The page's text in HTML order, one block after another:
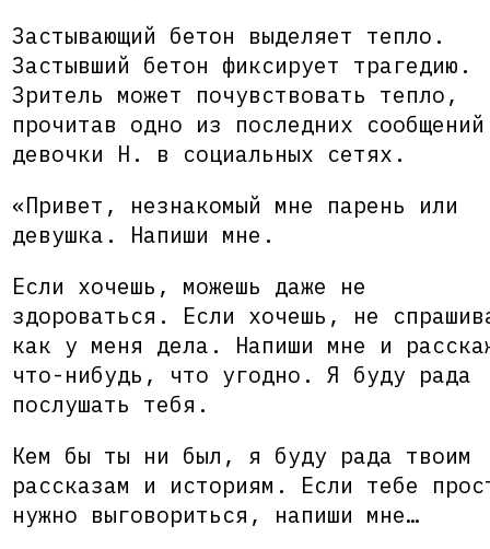
Застывающий бетон выделяет тепло.
Застывший бетон фиксирует трагедию.
Зритель может почувствовать тепло,
прочитав одно из последних сообщений
девочки Н. в социальных сетях.
«Привет, незнакомый мне парень или
девушка. Напиши мне.
Если хочешь, можешь даже не
здороваться. Если хочешь, не
как у меня дела. Напиши мне и
что-нибудь, что угодно. Я буду рада
послушать тебя.
Кем бы ты ни был, я буду рада твоим
рассказам и историям. Если тебе
нужно выговориться, напиши мне…